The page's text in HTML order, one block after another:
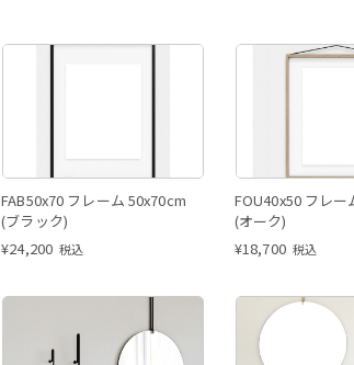
FAB50x70 フレーム 50x70cm
(ブラック)
¥24,200 税込
FOU40x50 フレー
(オーク)
¥18,700 税込